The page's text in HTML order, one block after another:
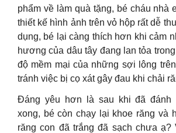
phẩm về làm quà tặng, bé cháu nhà
thiết kế hình ảnh trên vỏ hộp rất dễ
dụng, bé lại càng thích hơn khi cảm
hương của dâu tây đang lan tỏa
độ mềm mại của những sợi lông
tránh việc bị cọ xát gây đau khi chải
Đáng yêu hơn là sau khi đã đánh
xong, bé còn chạy lại khoe răng và
răng con đã trắng đã sạch chưa ạ?